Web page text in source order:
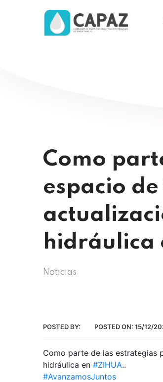
Como
espacio
hidráulica
Noticias
POSTED BY: POSTED ON: 15/12/
Como parte de las estrategias
hidráulica en #ZIHUA..
#AvanzamosJuntos